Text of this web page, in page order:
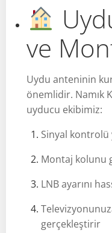
ve
Uydu anteninin
önemlidir. Namık
uyducu ekibimiz:
Sinyal kontrolü
Montaj kolunu
LNB ayarını
gerçekleştirir